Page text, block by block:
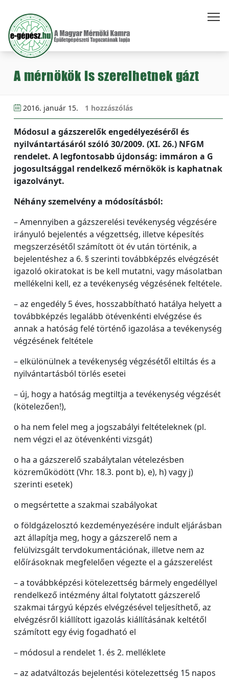
A mérnökök is szerelhetnek gázt
2016. január 15. 1 hozzászólás
Módosul a gázszerelők engedélyezéséről és
nyilvántartásáról szóló 30/2009. (XI. 26.) NFGM
rendelet. A legfontosabb újdonság: immáron a G
jogosultsággal rendelkező mérnökök is kaphatnak
igazolványt.
Néhány szemelvény a módosításból:
– Amennyiben a gázszerelési tevékenység végzésére
irányuló bejelentés a végzettség, illetve képesítés
megszerzésétől számított öt év után történik, a
bejelentéshez a 6. § szerinti továbbképzés elvégzését
igazoló okiratokat is be kell mutatni, vagy másolatban
mellékelni kell, ez a tevékenység végzésének feltétele.
– az engedély 5 éves, hosszabbítható hatálya helyett a
továbbképzés legalább ötévenkénti elvégzése és
annak a hatóság felé történő igazolása a tevékenység
végzésének feltétele
– elkülönülnek a tevékenység végzésétől eltiltás és a
nyilvántartásból törlés esetei
– új, hogy a hatóság megtiltja a tevékenység végzését
(kötelezően!),
o ha nem felel meg a jogszabályi feltételeknek (pl.
nem végzi el az ötévenkénti vizsgát)
o ha a gázszerelő szabálytalan vételezésben
közreműködött (Vhr. 18.3. pont b), e), h) vagy j)
szerinti esetek)
o megsértette a szakmai szabályokat
o földgázelosztó kezdeményezésére indult eljárásban
azt állapítja meg, hogy a gázszerelő nem a
felülvizsgált tervdokumentációnak, illetve nem az
előírásoknak megfelelően végezte el a gázszerelést
– a továbbképzési kötelezettség bármely engedéllyel
rendelkező intézmény által folytatott gázszerelő
szakmai tárgyú képzés elvégzésével teljesíthető, az
elvégzésről kiállított igazolás kiállításának keltétől
számított egy évig fogadható el
– módosul a rendelet 1. és 2. melléklete
– az adatváltozás bejelentési kötelezettség 15 napos